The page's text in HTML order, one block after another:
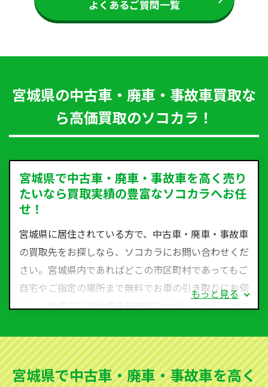
よくあるご質問一覧
宮城県の中古車・廃車・事故車買取な
ら高価買取のソコカラ！
宮城県で中古車・廃車・事故車を高く売り
たいなら買取実績の豊富なソコカラへお任
せ！
宮城県に居住されている方で、中古車・廃車・事故車
の買取先をお探しなら、ソコカラにお問い合わせくだ
さい。宮城県内であればどこの市区町村であってもご
自宅やご指定の場所まで無料でお車の引き取りにお伺
いし、廃車までの手続きを無料でサポート代行させて
など動かない車、水害車、不動車、乗らなくなってし
まった車、車検が切れて動かすことができない車でも
買取可能です。
もっと見る
宮城県で中古車・廃車・事故車を高く